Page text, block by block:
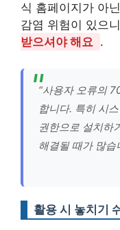
식 홈페이지가 아
감염 위험이 있으니
받으셔야 해요 .
“사용자 오류의
합니다. 특히 시
권한으로 설치하
해결될 때가 많습
활용 시 놓치기